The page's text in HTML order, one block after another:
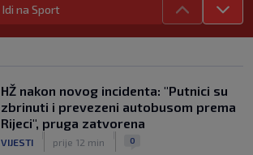
SK
|
prije 5 h
Idi na Sport
HŽ nakon novog incidenta: "Putnici su
zbrinuti i prevezeni autobusom prema
Rijeci", pruga zatvorena
VIJESTI prije 12 min 0